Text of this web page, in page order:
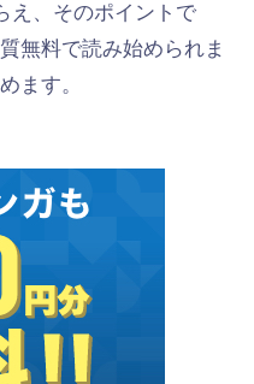
え、そのポイントで
無料で読み始められま
ます。